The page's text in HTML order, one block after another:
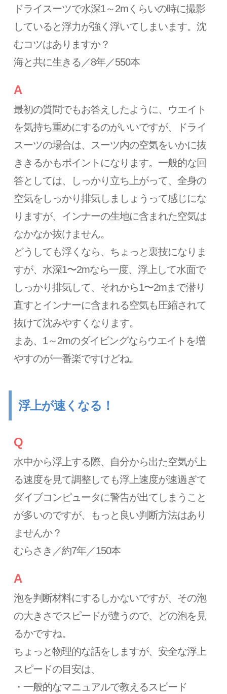
ドライスーツで水深1～2mくらいの時に撮影
していると浮力が強く浮いてしまいます。沈
むコツはありますか？
海と共に生きる／8年／550本
A
最初の質問でもお答えしたように、ウエイト
を気持ち重めにするのがいいですが、ドライ
スーツの場合は、スーツ内の空気をいかに抜
ききるかもポイントになります。一般的な回
答としては、しっかり立ち上がって、全身の
空気をしっかり排気しましょうって感じにな
りますが、インナーの生地に含まれた空気は
なかなか抜けません。
どうしても浮くなら、ちょっと裏技になりま
すが、水深1〜2mなら一度、浮上して水面で
しっかり排気して、それから1〜2mまで潜り
直すとインナーに含まれる空気も圧縮されて
抜けて沈みやすくなります。
まあ、1～2mのダイビングならウエイトを増
やすのが一番楽ですけどね。
浮上が速くなる！
Q
水中から浮上する際、自分から出た空気が上
る速度を見て調整しても浮上速度が速過ぎて
ダイブコンピュータに警告が出てしまうこと
が多いのですが、もっと良い判断方法はあり
ませんか？
むらさき／約7年／150本
A
泡を判断材料にするしかないですが、その泡
の大きさでスピードが違うので、どの泡を見
るかですね。
ちょっと物理的な話をしますが、安全な浮上
スピードの目安は、
・一般的なマニュアルで教えるスピード